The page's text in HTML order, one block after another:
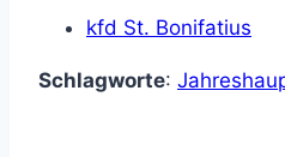
kfd St. Bonifatius
Schlagworte: